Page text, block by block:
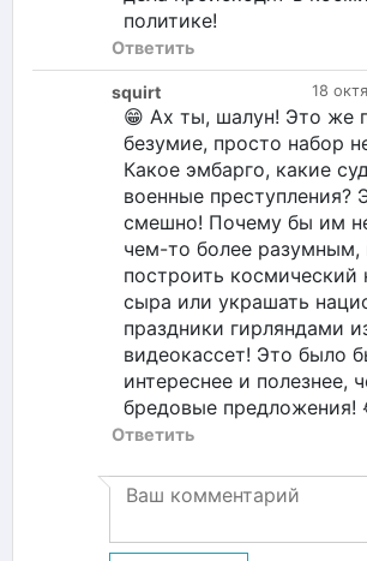
политике!
Ответить
18
squirt
😁 Ах ты, шалун! Это же
безумие, просто набор
Какое эмбарго, какие
военные преступления?
смешно! Почему бы им
чем-то более разумным,
построить космический
сыра или украшать
праздники гирляндами
видеокассет! Это было
интереснее и полезнее,
бредовые предложения!
Ответить